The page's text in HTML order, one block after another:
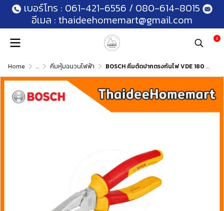
เบอร์โทร : 061-421-6556 / 080-614-8015
อีเมล : thaideehomemart@gmail.com
0
Home ... คีมหุ้มฉนวนไฟฟ้า BOSCH คีมตัดปากตรงกันไฟ VDE 180 มม. 1600A02NE1